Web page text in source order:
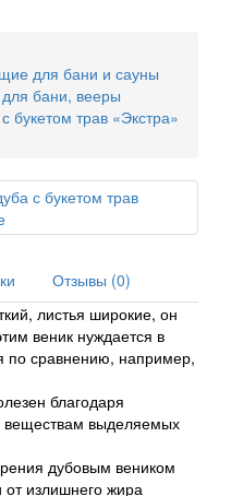
для бани и сауны
бани, вееры
букетом трав «Экстра»
Отзывы (0)
листья широкие, он
веник нуждается в
по сравнению, например,
благодаря
выделяемых
дубовым веником
излишнего жира